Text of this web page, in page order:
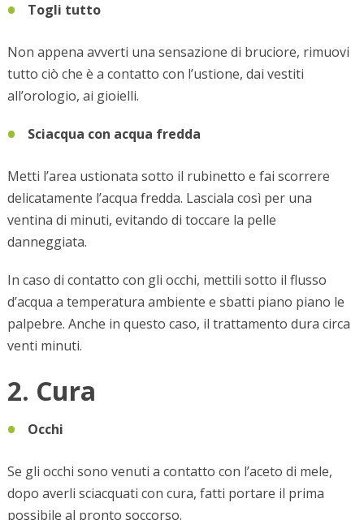
Togli tutto
Non appena avverti una sensazione di bruciore, rimuovi
tutto ciò che è a contatto con l’ustione, dai vestiti
all’orologio, ai gioielli.
Sciacqua con acqua fredda
Metti l’area ustionata sotto il rubinetto e fai scorrere
delicatamente l’acqua fredda. Lasciala così per una
ventina di minuti, evitando di toccare la pelle
danneggiata.
In caso di contatto con gli occhi, mettili sotto il flusso
d’acqua a temperatura ambiente e sbatti piano piano le
palpebre. Anche in questo caso, il trattamento dura circa
venti minuti.
2. Cura
Occhi
Se gli occhi sono venuti a contatto con l’aceto di mele,
dopo averli sciacquati con cura, fatti portare il prima
possibile al pronto soccorso.